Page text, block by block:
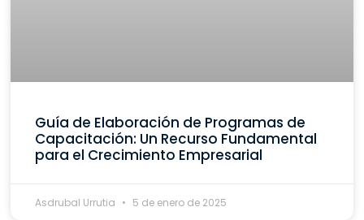
Guía de Elaboración de Programas de
Capacitación: Un Recurso Fundamental
para el Crecimiento Empresarial
Asdrubal Urrutia 5 de enero de 2025